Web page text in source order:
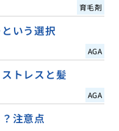
育毛剤
いう選択
AGA
トレスと髪
AGA
注意点